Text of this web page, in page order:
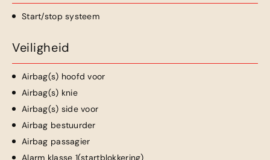
Start/stop systeem
Veiligheid
Airbag(s) hoofd voor
Airbag(s) knie
Airbag(s) side voor
Airbag bestuurder
Airbag passagier
Alarm klasse 1(startblokkering)